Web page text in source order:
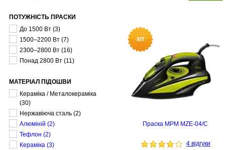
ПОТУЖНІСТЬ ПРАСКИ
До 1500 Вт (3)
1500–2200 Вт (7)
2300–2800 Вт (16)
Понад 2800 Вт (11)
МАТЕРІАЛ ПІДОШВИ
Кераміка / Металокераміка
(30)
Нержавіюча сталь (2)
Алюміній (2)
Тефлон (2)
Кераміка (3)
Праска MPM MZE-04/C
4 відгуки